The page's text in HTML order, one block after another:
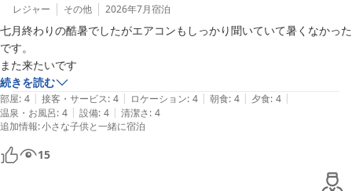
レジャー その他 2026年7月宿泊
七月終わりの酷暑でしたがエアコンもしっかり聞いていて暑くなかった
です。
また来たいです
続きを読む
部屋: 4 | 接客・サービス: 4 | ロケーション: 4 | 朝食: 4 | 夕食: 4 |
温泉・お風呂: 4 | 設備: 4 | 清潔さ: 4
追加情報:小さな子供と一緒に宿泊
15